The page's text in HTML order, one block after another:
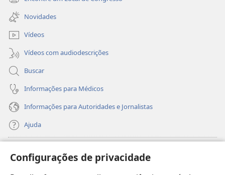
Configurações de privacidade
janela)
(abre
nova
janela)
Novidades
Vídeos
Vídeos com audiodescrições
Buscar
Informações para Médicos
Informações para Autoridades e Jornalistas
Ajuda
(abre
nova